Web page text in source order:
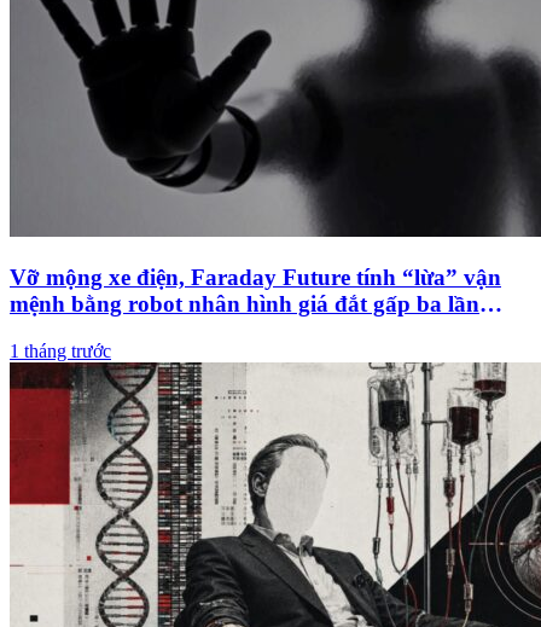
Vỡ mộng xe điện, Faraday Future tính “lừa” vận
mệnh bằng robot nhân hình giá đắt gấp ba lần
1 tháng trước